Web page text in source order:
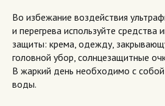
Во избежание воздействия
и перегрева используйте средства
защиты: крема, одежду,
головной убор, солнцезащитные
В жаркий день необходимо с собой
воды.